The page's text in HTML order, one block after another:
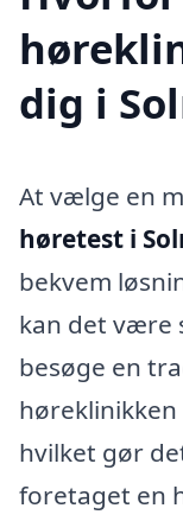
dig i
At vælge en
høretest i
bekvem
kan det være
besøge en
hvilket gør
foretaget en